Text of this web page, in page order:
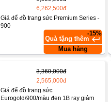
6,262,500đ
Giá để đồ trang sức Premium Series -
900
-15%
Quà tặng thêm keyboard_return
Mua hàng
3,360,000đ
2,565,000đ
Giá để đồ trang sức
Eurogold/900/màu đen 1B ray giảm